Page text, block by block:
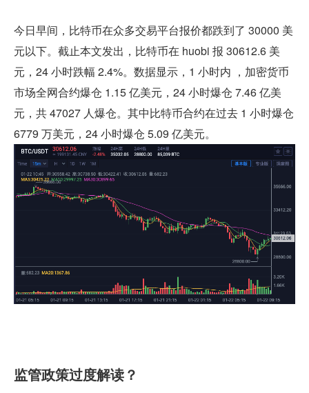
今日早间，比特币在众多交易平台报价都跌到了 30000 美
元以下。截止本文发出，比特币在 huobi 报 30612.6 美
元，24 小时跌幅 2.4%。数据显示，1 小时内 ，加密货币
市场全网合约爆仓 1.15 亿美元，24 小时爆仓 7.46 亿美
元，共 47027 人爆仓。其中比特币合约在过去 1 小时爆仓
6779 万美元，24 小时爆仓 5.09 亿美元。
监管政策过度解读？